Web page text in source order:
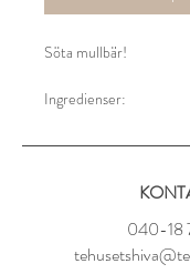
Söta mullbär!
Ingredienser:
mullbär, ringblommor,
2 tsk per kopp
70° vatten
040-18